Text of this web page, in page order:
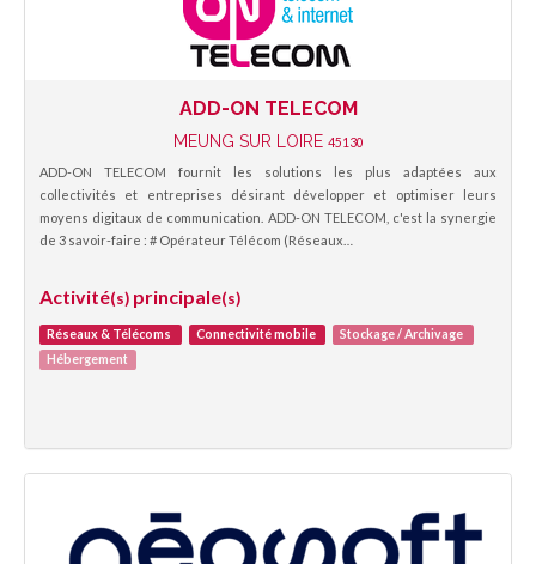
ADD-ON TELECOM
MEUNG SUR LOIRE 45130
ADD-ON TELECOM fournit les solutions les plus adaptées aux
collectivités et entreprises désirant développer et optimiser leurs
moyens digitaux de communication. ADD-ON TELECOM, c'est la synergie
de 3 savoir-faire : # Opérateur Télécom (Réseaux…
Activité(s) principale(s)
Réseaux & Télécoms Connectivité mobile
Stockage / Archivage
Hébergement